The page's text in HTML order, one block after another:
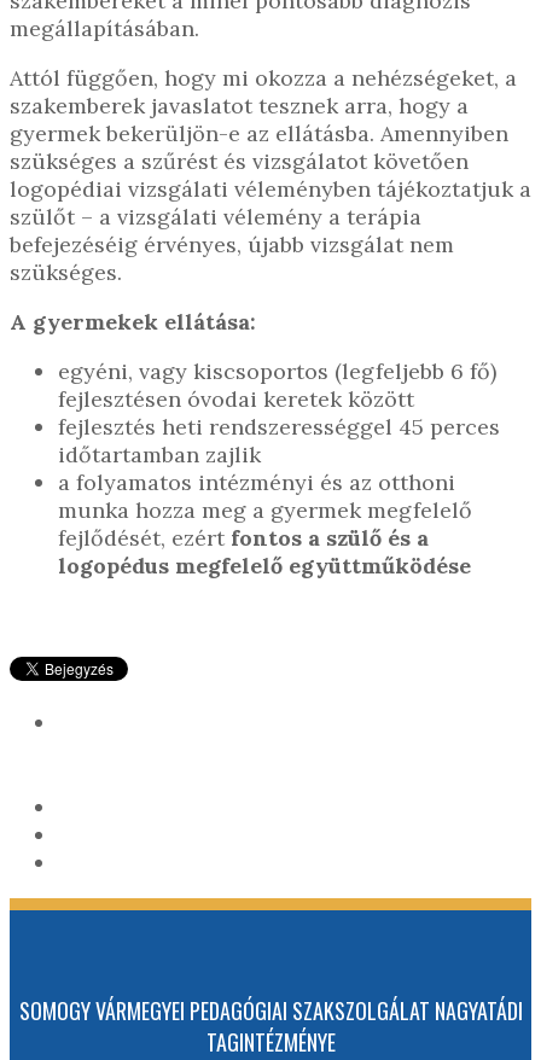
megállapításában.
Attól függően, hogy mi okozza a nehézségeket, a
szakemberek javaslatot tesznek arra, hogy a
gyermek bekerüljön-e az ellátásba. Amennyiben
szükséges a szűrést és vizsgálatot követően
logopédiai vizsgálati véleményben tájékoztatjuk a
szülőt – a vizsgálati vélemény a terápia
befejezéséig érvényes, újabb vizsgálat nem
szükséges.
A gyermekek ellátása:
egyéni, vagy kiscsoportos (legfeljebb 6 fő)
fejlesztésen óvodai keretek között
fejlesztés heti rendszerességgel 45 perces
időtartamban zajlik
a folyamatos intézményi és az otthoni
munka hozza meg a gyermek megfelelő
fejlődését, ezért fontos a szülő és a
logopédus megfelelő együttműködése
SOMOGY VÁRMEGYEI PEDAGÓGIAI SZAKSZOLGÁLAT NAGYATÁDI
TAGINTÉZMÉNYE